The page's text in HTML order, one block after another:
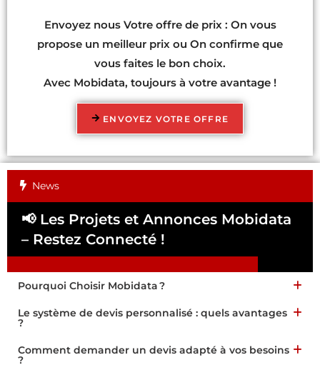
Envoyez nous Votre offre de prix : On vous
propose un meilleur prix ou On confirme que
vous faites le bon choix.
Avec Mobidata, toujours à votre avantage !
ENVOYEZ VOTRE OFFRE
News
📢 Les Projets et Annonces Mobidata
– Restez Connecté !
Pourquoi Choisir Mobidata ?
Le système de devis personnalisé : quels avantages
?
Comment demander un devis adapté à vos besoins
?